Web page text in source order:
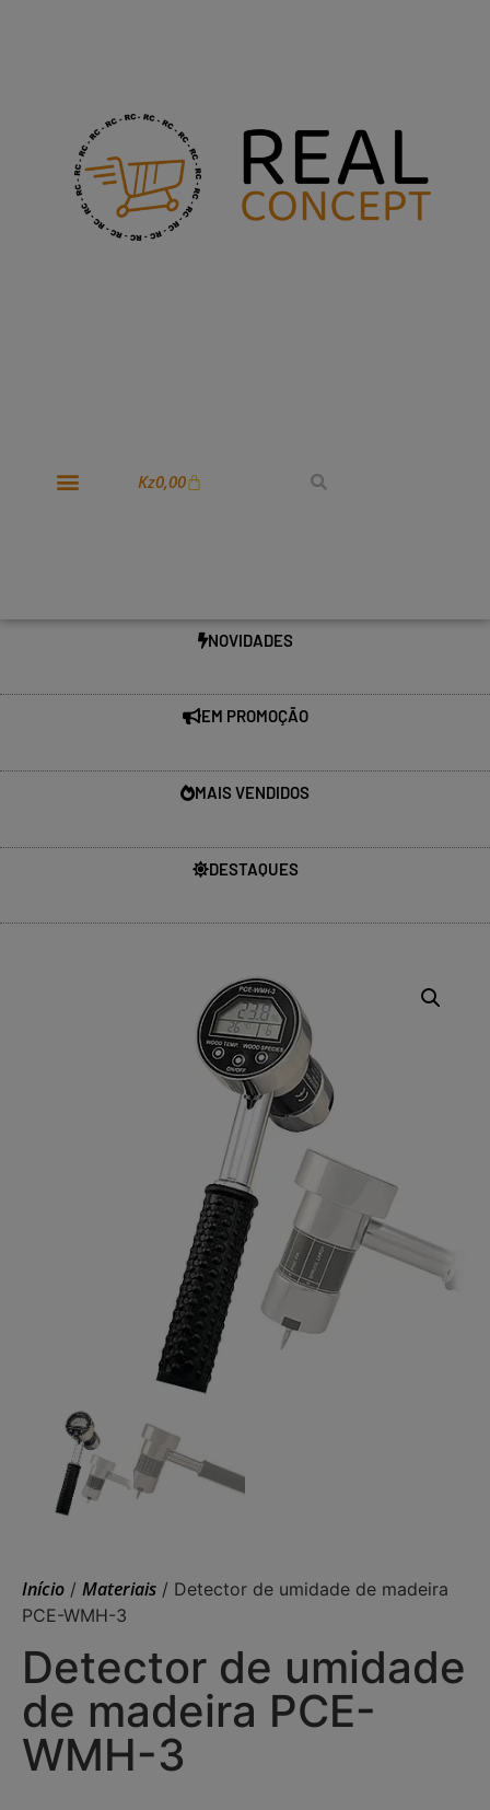
Kz0,00
NOVIDADES
EM PROMOÇÃO
MAIS VENDIDOS
DESTAQUES
Início / Materiais / Detector de umidade de madeira
PCE-WMH-3
Detector de umidade
de madeira PCE-
WMH-3